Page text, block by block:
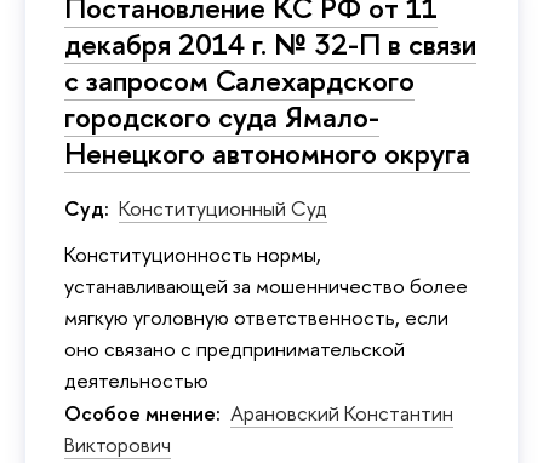
декабря 2014 г. № 32-П в связи
с запросом Салехардского
городского суда Ямало-
Ненецкого автономного округа
Суд: Конституционный Суд
Конституционность нормы,
устанавливающей за мошенничество более
мягкую уголовную ответственность, если
оно связано с предпринимательской
деятельностью
Особое мнение: Арановский Константин
Викторович